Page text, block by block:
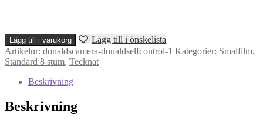
Gentleman's
Gentleman
+
Pirate
8)
mängd
Lägg till i varukorg
Lägg till i önskelista
Artikelnr: donaldscamera-donaldselfcontrol-1 Kategorier: Smalfilm,
Standard 8 stum, Tecknat
Beskrivning
Beskrivning